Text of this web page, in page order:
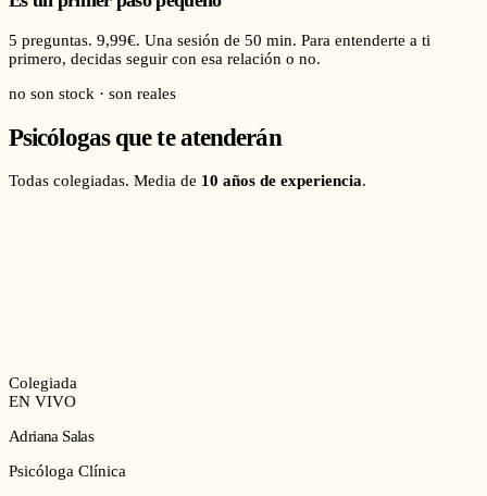
5 preguntas. 9,99€. Una sesión de 50 min. Para entenderte a ti
primero, decidas seguir con esa relación o no.
no son stock · son reales
Psicólogas que te atenderán
Todas colegiadas. Media de 10 años de experiencia.
Colegiada
EN VIVO
Adriana Salas
Psicóloga Clínica